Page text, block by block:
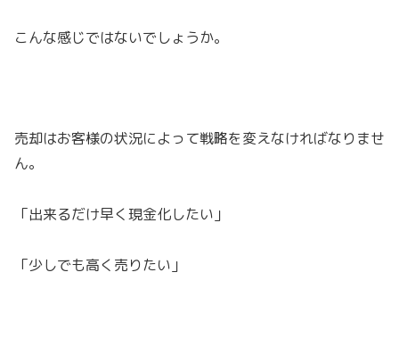
こんな感じではないでしょうか。
売却はお客様の状況によって戦略を変えなければなりませ
ん。
「出来るだけ早く現金化したい」
「少しでも高く売りたい」